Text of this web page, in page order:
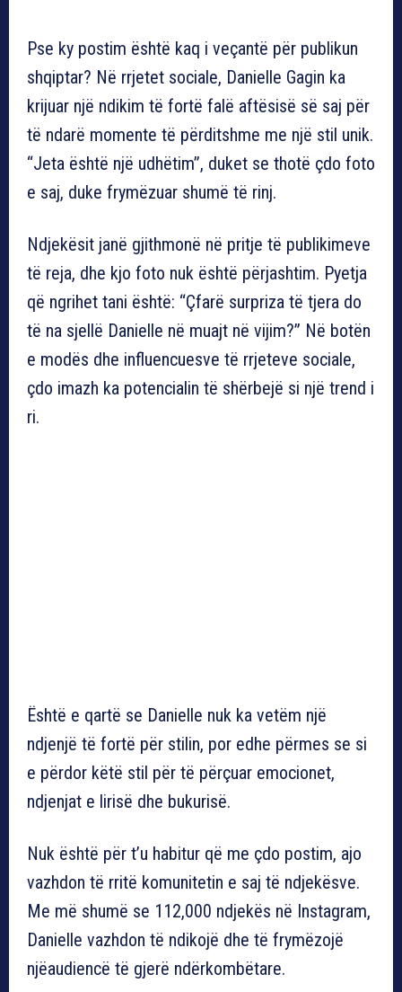
Pse ky postim është kaq i veçantë për publikun
shqiptar? Në rrjetet sociale, Danielle Gagin ka
krijuar një ndikim të fortë falë aftësisë së saj për
të ndarë momente të përditshme me një stil unik.
“Jeta është një udhëtim”, duket se thotë çdo foto
e saj, duke frymëzuar shumë të rinj.
Ndjekësit janë gjithmonë në pritje të publikimeve
të reja, dhe kjo foto nuk është përjashtim. Pyetja
që ngrihet tani është: “Çfarë surpriza të tjera do
të na sjellë Danielle në muajt në vijim?” Në botën
e modës dhe influencuesve të rrjeteve sociale,
çdo imazh ka potencialin të shërbejë si një trend i
ri.
Është e qartë se Danielle nuk ka vetëm një
ndjenjë të fortë për stilin, por edhe përmes se si
e përdor këtë stil për të përçuar emocionet,
ndjenjat e lirisë dhe bukurisë.
Nuk është për t’u habitur që me çdo postim, ajo
vazhdon të rritë komunitetin e saj të ndjekësve.
Me më shumë se 112,000 ndjekës në Instagram,
Danielle vazhdon të ndikojë dhe të frymëzojë
njëaudiencë të gjerë ndërkombëtare.